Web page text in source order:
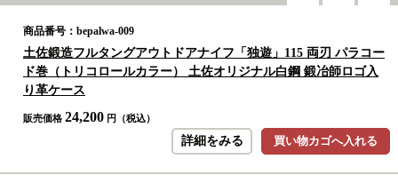
商品番号：bepalwa-009
土佐鍛造フルタングアウトドアナイフ「独遊」115 両刃 パラコー
ド巻（トリコロールカラー） 土佐オリジナル白鋼 鍛冶師ロゴ入
り革ケース
販売価格 24,200 円（税込）
買い物カゴへ入れる
詳細をみる